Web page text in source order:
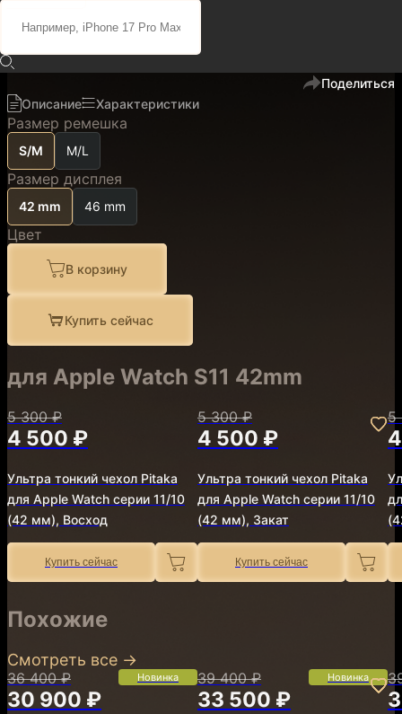
36 400 ₽30 900 ₽
Поделиться
Описание
Характеристики
Размер ремешка
S/M M/L
Размер дисплея
42 mm 46 mm
Цвет
В корзину
Купить сейчас
для Apple Watch S11 42mm
5 300 ₽
4 500 ₽
Ультра тонкий чехол Pitaka
для Apple Watch серии 11/10
(42 мм), Восход
Купить сейчас
5 300 ₽
4 500 ₽
Ультра тонкий чехол Pitaka
для Apple Watch серии 11/10
(42 мм), Закат
Купить сейчас
5
Похожие
Смотреть все →
36 400 ₽
30 900 ₽
Новинка 39 400 ₽
33 500 ₽
Новинка